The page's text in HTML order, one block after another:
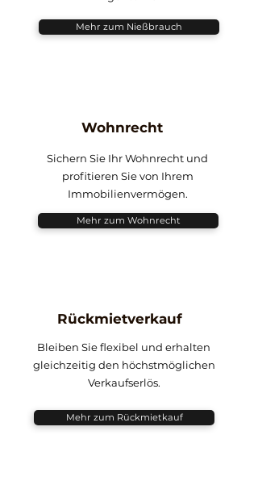
Mehr zum Nießbrauch
Wohnrecht
Sichern Sie Ihr Wohnrecht und
profitieren Sie von Ihrem
Immobilienvermögen.
Mehr zum Wohnrecht
Rückmietverkauf
Bleiben Sie flexibel und erhalten
gleichzeitig den höchstmöglichen
Verkaufserlös.
Mehr zum Rückmietkauf